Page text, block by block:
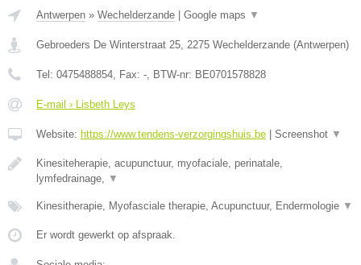
Antwerpen » Wechelderzande Google maps ▼
Gebroeders De Winterstraat 25, 2275 Wechelderzande (Antwerpen)
Tel: 0475488854, Fax: -, BTW-nr: BE0701578828
E-mail › Lisbeth Leys
Website: https://www.tendens-verzorgingshuis.be Screenshot ▼
Kinesiteherapie, acupunctuur, myofaciale, perinatale,
lymfedrainage, ▼
Kinesitherapie, Myofasciale therapie, Acupunctuur, Endermologie ▼
Er wordt gewerkt op afspraak.